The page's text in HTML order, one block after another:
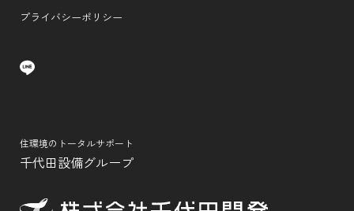
プライバシーポリシー
住環境のトータルサポート
千代田設備グループ